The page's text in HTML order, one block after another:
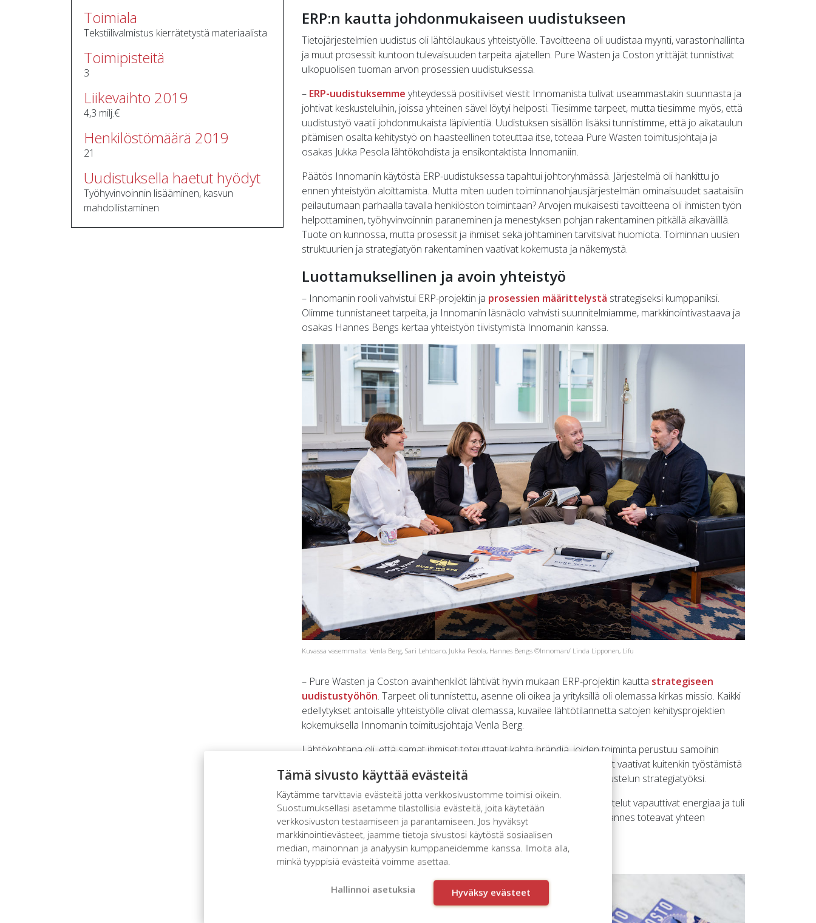
Tämä sivusto käyttää evästeitä
Käytämme tarvittavia evästeitä jotta verkkosivustomme toimisi oikein.
Suostumuksellasi asetamme tilastollisia evästeitä, joita käytetään
verkkosivuston testaamiseen ja parantamiseen. Jos hyväksyt
markkinointievästeet, jaamme tietoja sivustosi käytöstä sosiaalisen
median, mainonnan ja analyysin kumppaneidemme kanssa. Ilmoita alla,
minkä tyyppisiä evästeitä voimme asettaa.
Hallinnoi asetuksia Hyväksy evästeet
Toimiala
Tekstiilivalmistus kierrätetystä materiaalista
Toimipisteitä
3
Liikevaihto 2019
4,3 milj.€
Henkilöstömäärä 2019
21
Uudistuksella haetut hyödyt
Työhyvinvoinnin lisääminen, kasvun
mahdollistaminen
ERP:n kautta johdonmukaiseen uudistukseen
Tietojärjestelmien uudistus oli lähtölaukaus yhteistyölle. Tavoitteena oli uudistaa myynti, varastonhallinta
ja muut prosessit kuntoon tulevaisuuden tarpeita ajatellen. Pure Wasten ja Coston yrittäjät tunnistivat
ulkopuolisen tuoman arvon prosessien uudistuksessa.
– ERP-uudistuksemme yhteydessä positiiviset viestit Innomanista tulivat useammastakin suunnasta ja
johtivat keskusteluihin, joissa yhteinen sävel löytyi helposti. Tiesimme tarpeet, mutta tiesimme myös, että
uudistustyö vaatii johdonmukaista läpivientiä. Uudistuksen sisällön lisäksi tunnistimme, että jo aikataulun
pitämisen osalta kehitystyö on haasteellinen toteuttaa itse, toteaa Pure Wasten toimitusjohtaja ja
osakas Jukka Pesola lähtökohdista ja ensikontaktista Innomaniin.
Päätös Innomanin käytöstä ERP-uudistuksessa tapahtui johtoryhmässä. Järjestelmä oli hankittu jo
ennen yhteistyön aloittamista. Mutta miten uuden toiminnanohjausjärjestelmän ominaisuudet saataisiin
peilautumaan parhaalla tavalla henkilöstön toimintaan? Arvojen mukaisesti tavoitteena oli ihmisten työn
helpottaminen, työhyvinvoinnin paraneminen ja menestyksen pohjan rakentaminen pitkällä aikavälillä.
Tuote on kunnossa, mutta prosessit ja ihmiset sekä johtaminen tarvitsivat huomiota. Toiminnan uusien
struktuurien ja strategiatyön rakentaminen vaativat kokemusta ja näkemystä.
Luottamuksellinen ja avoin yhteistyö
– Innomanin rooli vahvistui ERP-projektin ja prosessien määrittelystä strategiseksi kumppaniksi.
Olimme tunnistaneet tarpeita, ja Innomanin läsnäolo vahvisti suunnitelmiamme, markkinointivastaava ja
osakas Hannes Bengs kertaa yhteistyön tiivistymistä Innomanin kanssa.
Kuvassa vasemmalta: Venla Berg, Sari Lehtoaro, Jukka Pesola, Hannes Bengs ©Innoman/ Linda Lipponen, Lifu
– Pure Wasten ja Coston avainhenkilöt lähtivät hyvin mukaan ERP-projektin kautta strategiseen
uudistustyöhön. Tarpeet oli tunnistettu, asenne oli oikea ja yrityksillä oli olemassa kirkas missio. Kaikki
edellytykset antoisalle yhteistyölle olivat olemassa, kuvailee lähtötilannetta satojen kehitysprojektien
kokemuksella Innomanin toimitusjohtaja Venla Berg.
Lähtökohtana oli, että samat ihmiset toteuttavat kahta brändiä, joiden toiminta perustuu samoihin
arvoihin. Toiminnalliset prosessit, organisaatiomuutokset ja johtamismallit vaativat kuitenkin työstämistä
ja määrittelyä. ERP-projekti laajenikin luottamukselliseksi ja avoimen keskustelun strategiatyöksi.
– Innoman haastoi ja ravisteli vanhoja rakenteita, mitä haettiinkin. Keskustelut vapauttivat energiaa ja tuli
tunne, että tämä yhteistyö ei voi muuta kuin kantaa hedelmää, Jukka ja Hannes toteavat yhteen
mieheen.
Vastuullisuus ja tavoitteet